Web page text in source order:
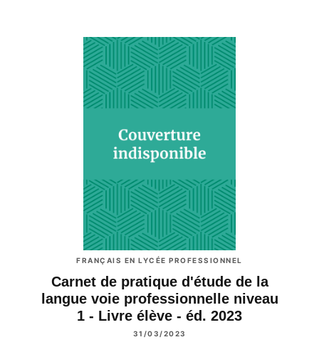
FRANÇAIS EN LYCÉE PROFESSIONNEL
Carnet de pratique d'étude de la
langue voie professionnelle niveau
1 - Livre élève - éd. 2023
31/03/2023